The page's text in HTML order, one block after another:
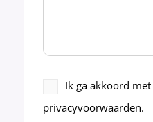
Akkoord
privacyverklaring
Ik ga akkoord
privacyvoorwaarden.